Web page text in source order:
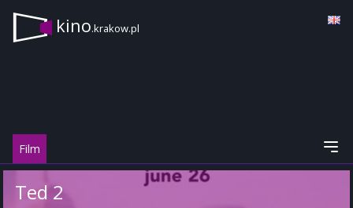
kino.krakow.pl
Film
Ted 2